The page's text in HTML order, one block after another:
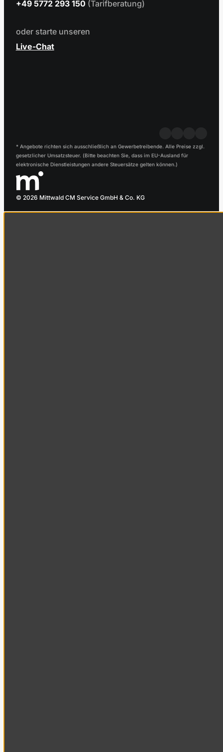
+49 5772 293 150 (Tarifberatung)
oder starte unseren
Live-Chat
© 2026 Mittwald CM Service GmbH & Co. KG
* Angebote richten sich ausschließlich an Gewerbetreibende. Alle Preise zzgl.
gesetzlicher Umsatzsteuer. (Bitte beachten Sie, dass im EU-Ausland für
elektronische Dienstleistungen andere Steuersätze gelten können.)